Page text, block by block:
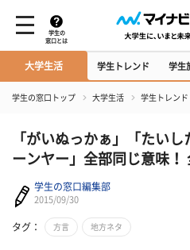
学生の
窓口とは
大学生活 学生トレンド 学生
学生の窓口トップ 大学生活 学生トレンド
「がいぬっかぁ」「たい
ーンヤー」全部同じ意味！
学生の窓口編集部
2015/09/30
タグ： 方言 地方ネタ